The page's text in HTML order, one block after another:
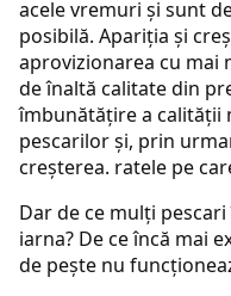
acele vremuri și sunt
posibilă. Apariția și
aprovizionarea cu mai
de înaltă calitate din
îmbunătățire a calității
pescarilor și, prin
creșterea. ratele pe
Dar de ce mulți
iarna? De ce încă mai
de pește nu